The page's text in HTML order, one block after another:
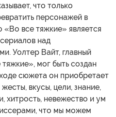
что только
персонажей в
«Во все тяжкие» является
над
Уолтер Вайт, главный
мог быть создан
сюжета он приобретает
вкусы, цели, знание,
хитрость, невежество и ум
что мы можем